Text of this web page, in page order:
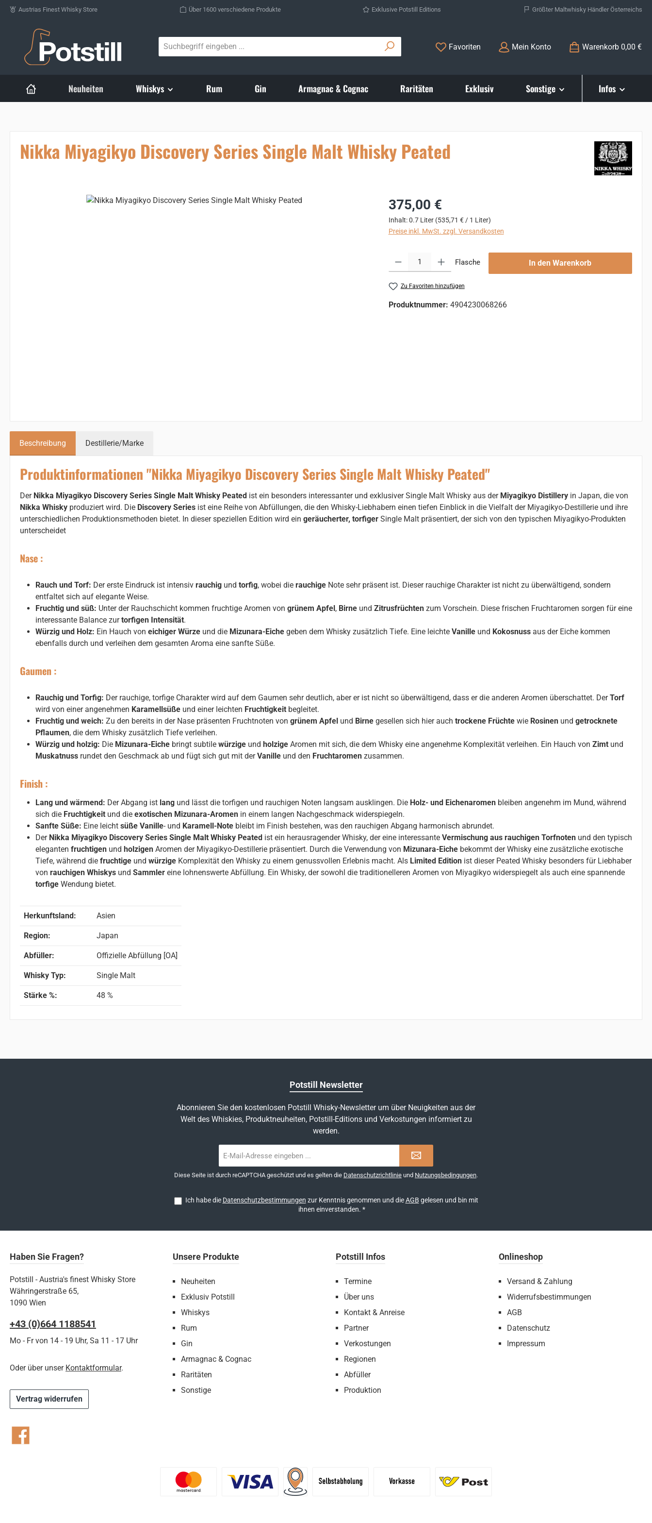
Zum Hauptinhalt springen
Austrias Finest Whisky Store Über 1600 verschiedene Produkte Exklusive Potstill Editions Größter Maltwhisky Händler Österreichs
Favoriten Du hast 0 Produkte auf dem Merkzettel
Mein Konto Warenkorb 0,00 €
Neuheiten Whiskys Rum Gin Armagnac & Cognac Raritäten Exklusiv Sonstige Infos
Nikka Miyagikyo Discovery Series Single Malt Whisky Peated
Bildergalerie überspringen Regulärer Preis:
375,00 €
Inhalt:0.7 Liter (535,71 € / 1 Liter)
Preise inkl. MwSt. zzgl. Versandkosten
Produkt Anzahl: Gib den gewünschten Wert ein oder benutze die Schaltflächen um die
Flasche In den Warenkorb
Zu Favoriten hinzufügen
Produktnummer: 4904230068266
Beschreibung Destillerie/Marke
Produktinformationen "Nikka Miyagikyo Discovery Series Single Malt Whisky Peated"
Der Nikka Miyagikyo Discovery Series Single Malt Whisky Peated ist ein besonders interessanter und exklusiver Single Malt Whisky aus der Miyagikyo Distillery in Japan, die von
Nikka Whisky produziert wird. Die Discovery Series ist eine Reihe von Abfüllungen, die den Whisky-Liebhabern einen tiefen Einblick in die Vielfalt der Miyagikyo-Destillerie und ihre
unterschiedlichen Produktionsmethoden bietet. In dieser speziellen Edition wird ein geräucherter, torfiger Single Malt präsentiert, der sich von den typischen Miyagikyo-Produkten
unterscheidet
Nase :
Rauch und Torf: Der erste Eindruck ist intensiv rauchig und torfig, wobei die rauchige Note sehr präsent ist. Dieser rauchige Charakter ist nicht zu überwältigend, sondern
entfaltet sich auf elegante Weise.
Fruchtig und süß: Unter der Rauchschicht kommen fruchtige Aromen von grünem Apfel, Birne und Zitrusfrüchten zum Vorschein. Diese frischen Fruchtaromen sorgen für eine
interessante Balance zurtorfigen Intensität.
Würzig und Holz: Ein Hauch von eichiger Würze und die Mizunara-Eiche geben dem Whisky zusätzlich Tiefe. Eine leichte Vanille und Kokosnuss aus der Eiche kommen
ebenfalls durch und verleihen dem gesamten Aroma eine sanfte Süße.
Gaumen :
Rauchig und Torfig: Der rauchige, torfige Charakter wird auf dem Gaumen sehr deutlich, aber er ist nicht so überwältigend, dass er die anderen Aromen überschattet. DerTorf
wird von einer angenehmen Karamellsüße und einer leichten Fruchtigkeit begleitet.
Fruchtig und weich: Zu den bereits in der Nase präsenten Fruchtnoten von grünem Apfel und Birne gesellen sich hier auch trockene Früchte wie Rosinen und getrocknete
Pflaumen, die dem Whisky zusätzlich Tiefe verleihen.
Würzig und holzig: Die Mizunara-Eiche bringt subtile würzige und holzige Aromen mit sich, die dem Whisky eine angenehme Komplexität verleihen. Ein Hauch von Zimt und
Muskatnuss rundet den Geschmack ab und fügt sich gut mit derVanille und den Fruchtaromen zusammen.
Finish :
Lang und wärmend: Der Abgang ist lang und lässt die torfigen und rauchigen Noten langsam ausklingen. Die Holz- und Eichenaromen bleiben angenehm im Mund, während
sich die Fruchtigkeit und die exotischen Mizunara-Aromen in einem langen Nachgeschmack widerspiegeln.
Sanfte Süße: Eine leicht süße Vanille- und Karamell-Note bleibt im Finish bestehen, was den rauchigen Abgang harmonisch abrundet.
Der Nikka Miyagikyo Discovery Series Single Malt Whisky Peated ist ein herausragender Whisky, der eine interessante Vermischung aus rauchigen Torfnoten und den typisch
eleganten fruchtigen und holzigen Aromen der Miyagikyo-Destillerie präsentiert. Durch die Verwendung von Mizunara-Eiche bekommt der Whisky eine zusätzliche exotische
Tiefe, während die fruchtige und würzige Komplexität den Whisky zu einem genussvollen Erlebnis macht. Als Limited Edition ist dieser Peated Whisky besonders für Liebhaber
von rauchigen Whiskys und Sammler eine lohnenswerte Abfüllung. Ein Whisky, der sowohl die traditionelleren Aromen von Miyagikyo widerspiegelt als auch eine spannende
torfige Wendung bietet.
Herkunftsland: Asien
Region: Japan
Abfüller: Offizielle Abfüllung [OA]
Whisky Typ: Single Malt
Stärke %: 48 %
Potstill Newsletter
Abonnieren Sie den kostenlosen Potstill Whisky-Newsletter um über Neuigkeiten aus der
Welt des Whiskies, Produktneuheiten, Potstill-Editions und Verkostungen informiert zu
werden.
Mail-
Diese Seite ist durch reCAPTCHA geschützt und es gelten die Datenschutzrichtlinie und Nutzungsbedingungen.
Ich habe die Datenschutzbestimmungen zur Kenntnis genommen und dieAGB gelesen und bin mit
ihnen einverstanden. *
Haben Sie Fragen?
Potstill - Austria's finest Whisky Store
Währingerstraße 65,
1090 Wien
+43 (0)664 1188541‬
Mo - Fr von 14 - 19 Uhr, Sa 11 - 17 Uhr
Oder über unser Kontaktformular.
Vertrag widerrufen
Facebook
Unsere Produkte
Neuheiten
Exklusiv Potstill
Whiskys
Rum
Gin
Armagnac & Cognac
Raritäten
Sonstige
Potstill Infos
Termine
Über uns
Kontakt & Anreise
Partner
Verkostungen
Regionen
Abfüller
Produktion
Onlineshop
Versand & Zahlung
Widerrufsbestimmungen
AGB
Datenschutz
Impressum